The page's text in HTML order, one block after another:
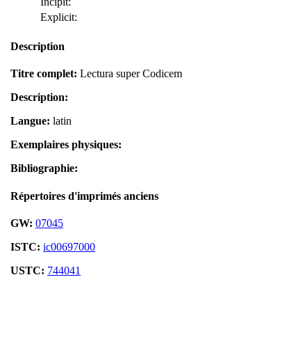
Explicit:
Description
Titre complet: Lectura super Codicem
Description:
Langue: latin
Exemplaires physiques:
Bibliographie:
Répertoires d'imprimés anciens
GW: 07045
ISTC: ic00697000
USTC: 744041